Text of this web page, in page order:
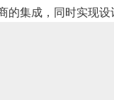
集成，同时实现设